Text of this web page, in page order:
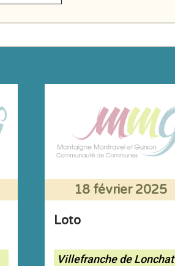
18 février 2025
Loto
Villefranche de Lonchat